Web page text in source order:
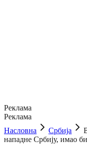
Реклама
Реклама
Насловна
Србија
нападне Србију, имао